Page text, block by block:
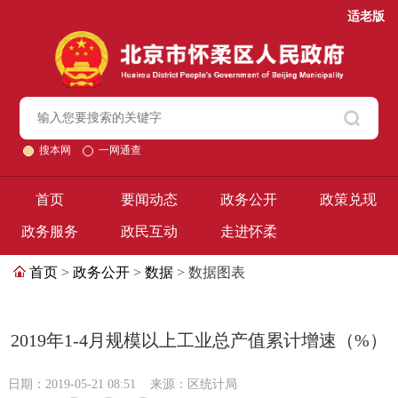
适老版
搜本网 一网通查
首页 要闻动态 政务公开 政策兑现
政务服务 政民互动 走进怀柔
首页 > 政务公开 > 数据 > 数据图表
2019年1-4月规模以上工业总产值累计增速（%）
日期：2019-05-21 08:51 来源：区统计局